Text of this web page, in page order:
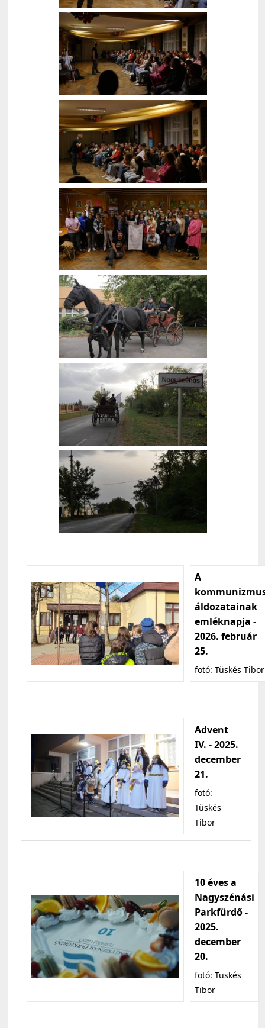
A
áldozatainak
emléknapja -
2026. február
25.
fotó: Tüskés Tibor
Advent
IV. - 2025.
december
21.
fotó:
Tüskés
Tibor
10 éves a
Nagyszénási
Parkfürdő -
2025.
december
20.
fotó: Tüskés
Tibor